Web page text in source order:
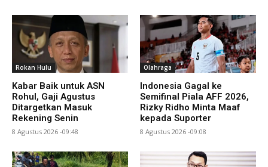
Rokan Hulu
Kabar Baik untuk ASN
Rohul, Gaji Agustus
Ditargetkan Masuk
Rekening Senin
8 Agustus 2026 -09:48
Olahraga
Indonesia Gagal ke
Semifinal Piala AFF 2026,
Rizky Ridho Minta Maaf
kepada Suporter
8 Agustus 2026 -09:08